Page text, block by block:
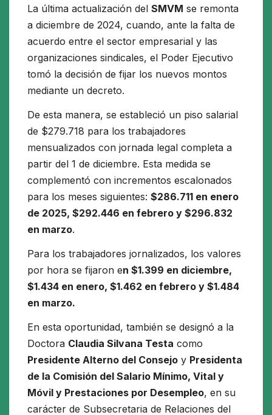
La última actualización del SMVM se remonta
a diciembre de 2024, cuando, ante la falta de
acuerdo entre el sector empresarial y las
organizaciones sindicales, el Poder Ejecutivo
tomó la decisión de fijar los nuevos montos
mediante un decreto.
De esta manera, se estableció un piso salarial
de $279.718 para los trabajadores
mensualizados con jornada legal completa a
partir del 1 de diciembre. Esta medida se
complementó con incrementos escalonados
para los meses siguientes: $286.711 en enero
de 2025, $292.446 en febrero y $296.832
en marzo.
Para los trabajadores jornalizados, los valores
por hora se fijaron en $1.399 en diciembre,
$1.434 en enero, $1.462 en febrero y $1.484
en marzo.
En esta oportunidad, también se designó a la
Doctora Claudia Silvana Testa como
Presidente Alterno del Consejo y Presidenta
de la Comisión del Salario Mínimo, Vital y
Móvil y Prestaciones por Desempleo, en su
carácter de Subsecretaria de Relaciones del